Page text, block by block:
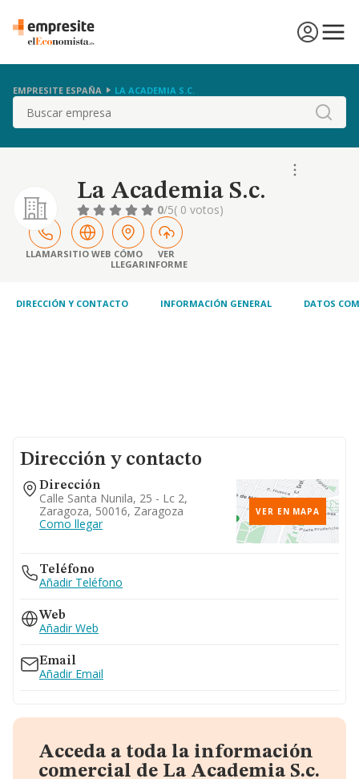
EMPRESITE ESPAÑA LA ACADEMIA S.C.
Buscar
La Academia S.c.
0/5( 0 votos)
LLAMARSITIO WEB CÓMO
LLEGAR
VER
INFORME
DIRECCIÓN Y CONTACTO INFORMACIÓN GENERAL DATOS
Dirección y contacto
Dirección
Calle Santa Nunila, 25 - Lc 2,
Zaragoza, 50016, Zaragoza
Como llegar
VER EN MAPA
Teléfono
Añadir Teléfono
Web
Añadir Web
Email
Añadir Email
Acceda a toda la información
comercial de La Academia S.c.